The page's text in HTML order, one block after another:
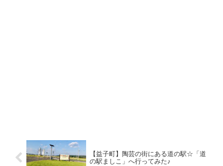
【益子町】陶芸の街にある道の駅☆「道
の駅ましこ」へ行ってみた♪